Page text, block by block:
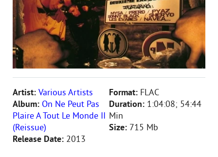
Artist: Various Artists
Album: On Ne Peut Pas
Plaire A Tout Le Monde II
(Reissue)
Release Date: 2013
Format: FLAC
Duration: 1:04:08; 54:44
Min
Size: 715 Mb